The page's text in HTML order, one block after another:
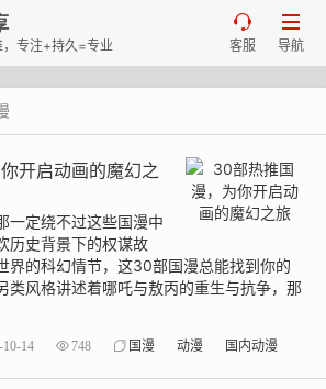
专注+持久=专业

导航

客服
开启动画的魔幻之
一定绕不过这些国漫中
历史背景下的权谋故
界的科幻情节，这30部国漫总能找到你的
类风格讲述着哪吒与敖丙的重生与抗争，那
10-14 748 国漫 动漫 国内动漫